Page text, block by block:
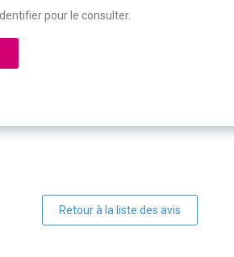
pour le consulter.
Retour à la liste des avis